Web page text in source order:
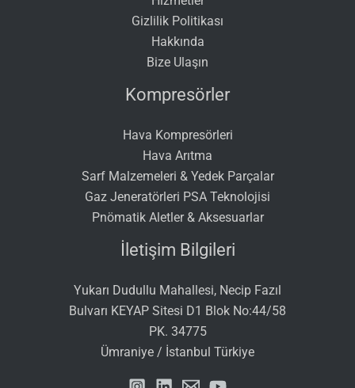
Gizlilik Politikası
Hakkında
Bize Ulaşın
Kompresörler
Hava Kompresörleri
Hava Arıtma
Sarf Malzemeleri & Yedek Parçalar
Gaz Jeneratörleri PSA Teknolojisi
Pnömatik Aletler & Aksesuarlar
İletişim Bilgileri
Yukarı Dudullu Mahallesi, Necip Fazıl
Bulvarı KEYAP Sitesi D1 Blok No:44/58
PK. 34775
Ümraniye / İstanbul Türkiye